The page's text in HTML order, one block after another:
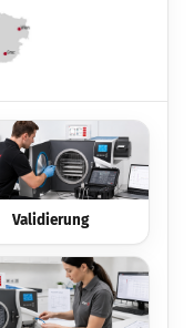
Validierung